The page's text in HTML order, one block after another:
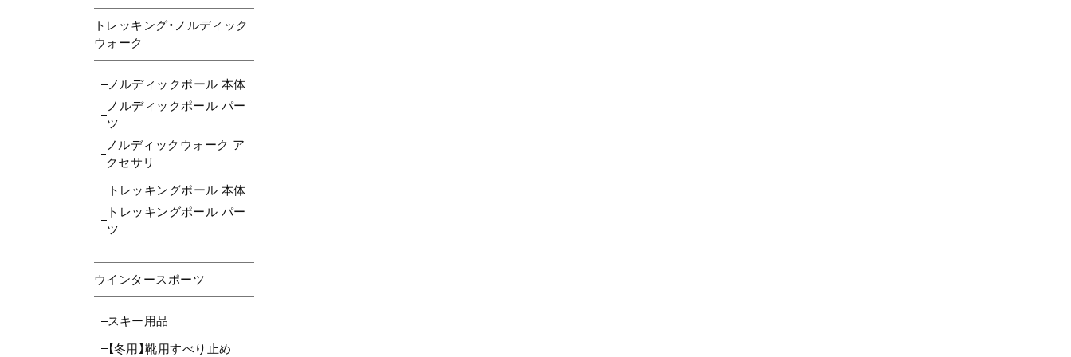
トレッキング・ノルディック
ウォーク
ノルディックポール 本体
ノルディックポール パー
ツ
ノルディックウォーク ア
クセサリ
トレッキングポール 本体
トレッキングポール パー
ツ
ウインタースポーツ
スキー用品
【冬用】靴用すべり止め